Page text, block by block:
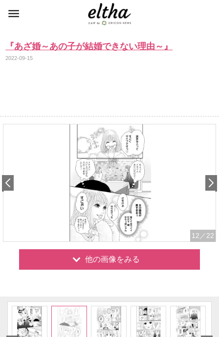
『あざ婚～あの子が結婚できない理由～』
2022-09-15
12 ／22
他の画像をみる